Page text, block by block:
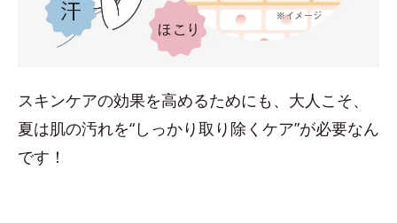
スキンケアの効果を高めるためにも、大人こそ、
夏は肌の汚れを“しっかり取り除くケア”が必要なん
です！